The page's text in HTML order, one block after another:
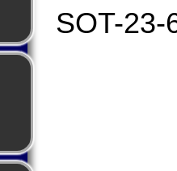
SOT-23-